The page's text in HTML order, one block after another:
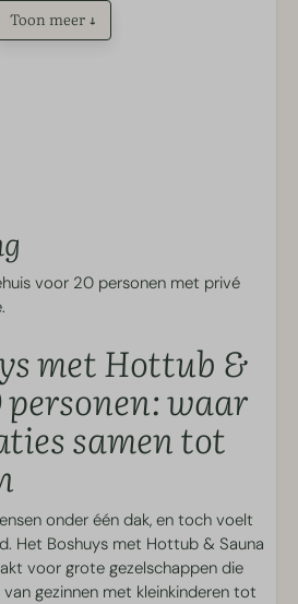
cooking)
Toon meer ↓
voor 20 personen met privé
met Hottub &
personen: waar
samen tot
onder één dak, en toch voelt
Het Boshuys met Hottub & Sauna
voor grote gezelschappen die
van gezinnen met kleinkinderen tot